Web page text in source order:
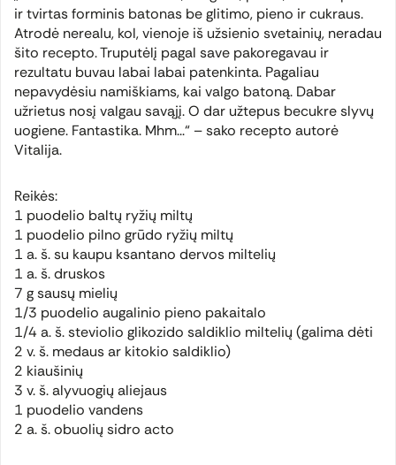
ir tvirtas forminis batonas be glitimo, pieno ir cukraus.
Atrodė nerealu, kol, vienoje iš užsienio svetainių, neradau
šito recepto. Truputėlį pagal save pakoregavau ir
rezultatu buvau labai labai patenkinta. Pagaliau
nepavydėsiu namiškiams, kai valgo batoną. Dabar
užrietus nosį valgau savąjį. O dar užtepus becukre slyvų
uogiene. Fantastika. Mhm...“ – sako recepto autorė
Vitalija.
Reikės:
1 puodelio baltų ryžių miltų
1 puodelio pilno grūdo ryžių miltų
1 a. š. su kaupu ksantano dervos miltelių
1 a. š. druskos
7 g sausų mielių
1/3 puodelio augalinio pieno pakaitalo
1/4 a. š. steviolio glikozido saldiklio miltelių (galima dėti
2 v. š. medaus ar kitokio saldiklio)
2 kiaušinių
3 v. š. alyvuogių aliejaus
1 puodelio vandens
2 a. š. obuolių sidro acto